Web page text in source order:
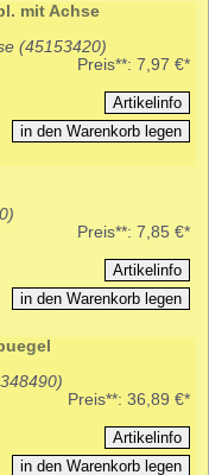
mit Achse
(45153420)
Preis**: 7,97 €*
Preis**: 7,85 €*
Preis**: 36,89 €*